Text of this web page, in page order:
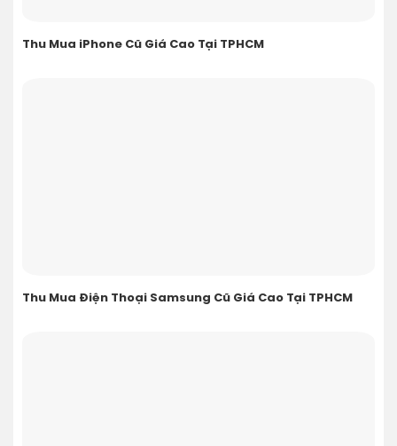
Thu Mua iPhone Cũ Giá Cao Tại TPHCM
Thu Mua Điện Thoại Samsung Cũ Giá Cao Tại TPHCM